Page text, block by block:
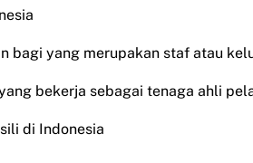
bagi yang merupakan staf atau
bekerja sebagai tenaga ahli
di Indonesia